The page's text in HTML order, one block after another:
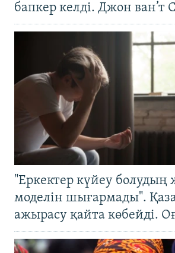
бапкер келді. Джон ван’т
"Еркектер күйеу болудың
моделін шығармады".
ажырасу қайта көбейді.